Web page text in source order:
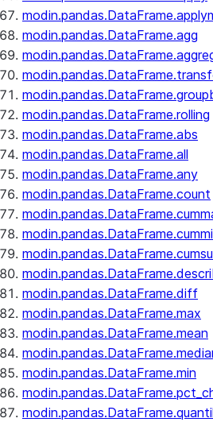
modin.pandas.DataFrame.agg
modin.pandas.DataFrame.rolling
modin.pandas.DataFrame.abs
modin.pandas.DataFrame.all
modin.pandas.DataFrame.any
modin.pandas.DataFrame.count
modin.pandas.DataFrame.diff
modin.pandas.DataFrame.max
modin.pandas.DataFrame.mean
modin.pandas.DataFrame.min